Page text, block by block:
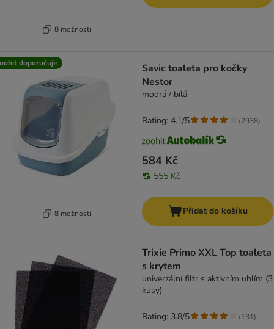
8 možností
doporučuje
8 možností
Savic toaleta pro kočky
Nestor
modrá / bílá
584 Kč
555 Kč
Rating: 4.1/5 (2938)
Přidat do košíku
Trixie Primo XXL Top toaleta
s krytem
univerzální filtr s aktivním uhlím (3
kusy)
Rating: 3.8/5 (131)